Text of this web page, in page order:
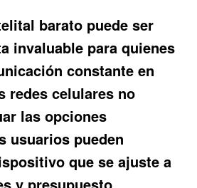
barato puede ser
invaluable para quienes
constante en
redes celulares no
las opciones
usuarios pueden
que se ajuste a